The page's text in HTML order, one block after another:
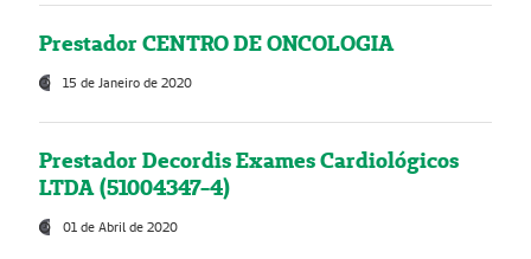
Prestador CENTRO DE ONCOLOGIA
15 de Janeiro de 2020
Prestador Decordis Exames Cardiológicos
LTDA (51004347-4)
01 de Abril de 2020